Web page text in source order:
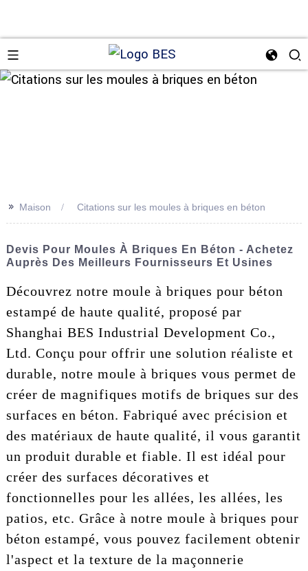
>> Maison Citations sur les moules à briques en béton
Devis Pour Moules À Briques En Béton - Achetez
Auprès Des Meilleurs Fournisseurs Et Usines
Découvrez notre moule à briques pour béton
estampé de haute qualité, proposé par
Shanghai BES Industrial Development Co.,
Ltd. Conçu pour offrir une solution réaliste et
durable, notre moule à briques vous permet de
créer de magnifiques motifs de briques sur des
surfaces en béton. Fabriqué avec précision et
des matériaux de haute qualité, il vous garantit
un produit durable et fiable. Il est idéal pour
créer des surfaces décoratives et
fonctionnelles pour les allées, les allées, les
patios, etc. Grâce à notre moule à briques pour
béton estampé, vous pouvez facilement obtenir
l'aspect et la texture de la maçonnerie